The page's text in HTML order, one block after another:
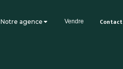
Notre agence Vendre Contact